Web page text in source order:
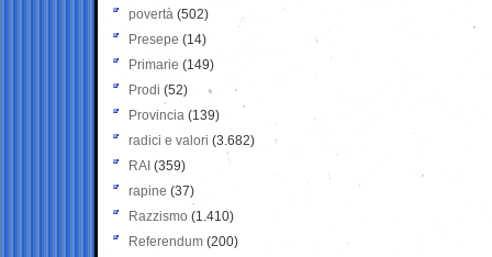
povertà (502)
Presepe (14)
Primarie (149)
Prodi (52)
Provincia (139)
radici e valori (3.682)
RAI (359)
rapine (37)
Razzismo (1.410)
Referendum (200)